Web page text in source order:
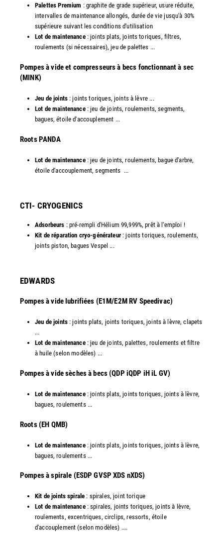
Palettes Premium : graphite de grade supérieur, usure réduite,
intervalles de maintenance allongés, durée de vie jusqu'à 30%
supérieure suivant les conditions d'utilisation
Lot de maintenance: joints plats, joints toriques, filtres,
roulements (si nécessaires), jeu de palettes ...
Pompes à vide et compresseurs à becs fonctionnant à sec
(MINK)
Jeu de joints: joints toriques, joints à lèvre ...
Lot de maintenance: jeu de joints, roulements, segments,
bagues, étoile d'accouplement ...
​Roots PANDA
Lot de maintenance: jeu de joints, roulements, bague d'arbre,
étoile d'accouplement, segments ...​
CTI- CRYOGENICS
Adsorbeurs : pré-rempli d'Hélium 99,999%, prêt à l'emploi !
Kit de réparation cryo-générateur: joints toriques, roulements,
joints piston, bagues Vespel ... ​
EDWARDS
Pompes à vide lubrifiées (E1M/E2M RV Speedivac)
Jeu de joints: joints plats, joints toriques, joints à lèvre, clapets
...
Lot de maintenance: jeu de joints, palettes, roulements et filtre
à huile (selon modèles) ...
​Pompes à vide sèches à becs (QDP iQDP iH iL GV)
Lot de maintenance: joints plats, joints toriques, joints à lèvre,
bagues, roulements ...
Roots (EH QMB)
Lot de maintenance : joints plats, joints toriques, joints à lèvre,
bagues, roulements ...
​Pompes à spirale (ESDP GVSP XDS nXDS)
Kit de joints spirale : spirales, joint torique
Lot de maintenance: spirales, joints toriques, joints à lèvre,
roulements, excentriques, circlips, ressorts, étoile
d'accouplement (selon modèles) ....​